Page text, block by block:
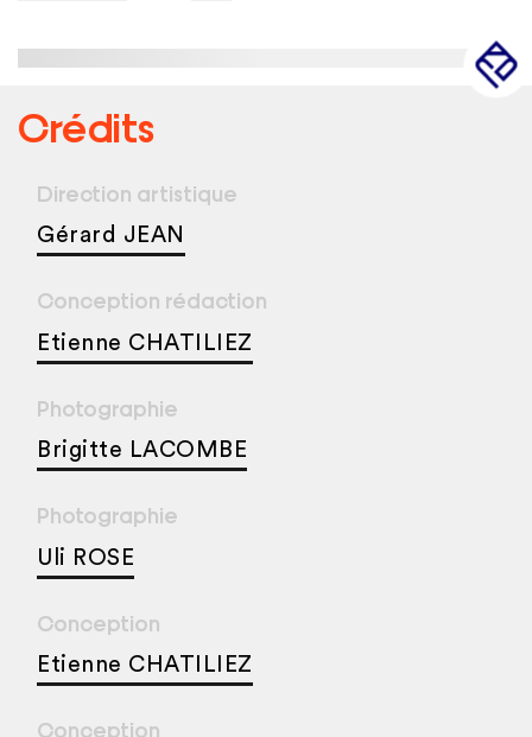
Crédits
Direction artistique
Gérard JEAN
Conception rédaction
Etienne CHATILIEZ
Photographie
Brigitte LACOMBE
Photographie
Uli ROSE
Conception
Etienne CHATILIEZ
Conception